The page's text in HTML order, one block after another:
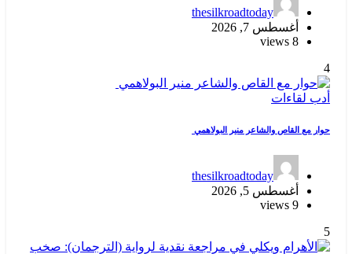
thesilkroadtoday
أغسطس 7, 2026
8 views
4
أدب لقاءات
حوار مع القاص والشاعر منير البولاهمي
thesilkroadtoday
أغسطس 5, 2026
9 views
5